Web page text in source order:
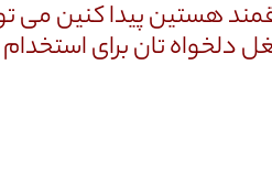
هستین پیدا کنین می
دلخواه تان برای